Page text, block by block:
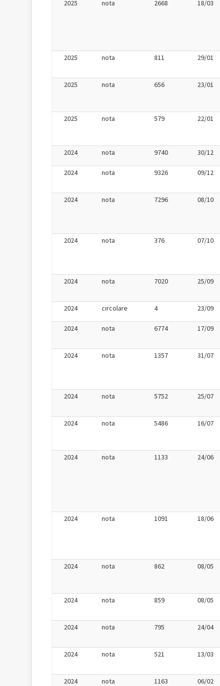
2025 nota 2668 18/03
2025 nota 811 29/01
2025 nota 656 23/01
2025 nota 579 22/01
2024 nota 9740 30/12
2024 nota 9326 09/12
2024 nota 7296 08/10
2024 nota 376 07/10
2024 nota 7020 25/09
2024 circolare 4 23/09
2024 nota 6774 17/09
2024 nota 1357 31/07
2024 nota 5752 25/07
2024 nota 5486 16/07
2024 nota 1133 24/06
2024 nota 1091 18/06
2024 nota 862 08/05
2024 nota 859 08/05
2024 nota 795 24/04
2024 nota 521 13/03
2024 nota 1163 06/02